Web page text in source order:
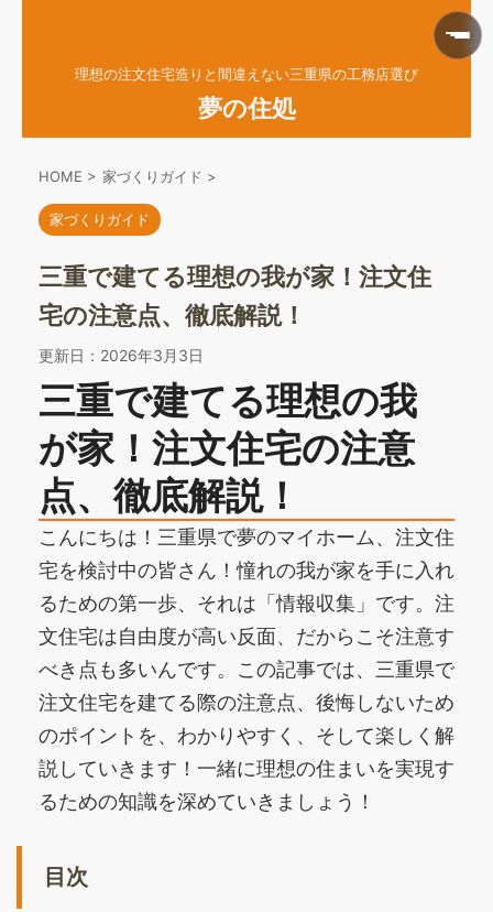
理想の注文住宅造りと間違えない三重県の工務店選び
夢の住処
HOME > 家づくりガイド >
家づくりガイド
三重で建てる理想の我が家！注文住
宅の注意点、徹底解説！
更新日： 2026年3月3日
三重で建てる理想の我
が家！注文住宅の注意
点、徹底解説！
こんにちは！三重県で夢のマイホーム、注文住
宅を検討中の皆さん！憧れの我が家を手に入れ
るための第一歩、それは「情報収集」です。注
文住宅は自由度が高い反面、だからこそ注意す
べき点も多いんです。この記事では、三重県で
注文住宅を建てる際の注意点、後悔しないため
のポイントを、わかりやすく、そして楽しく解
説していきます！一緒に理想の住まいを実現す
るための知識を深めていきましょう！
目次